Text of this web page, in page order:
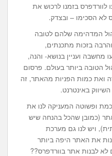
לוורדפרס בזמנו לרכוש את
לא הסכימו – ובצדק.
המדהימה שלהם לטובה
בזכות מתכנתים,
ועניין בנושא- והנה,
הטובה ביותר בעולם. פרסום
ואת כמות הפניות מהאתר, זה
באינטרנט.
ופשוטה המעניקה לנו את
(כמובן שהכל בהנחה שיש
ויש לנו גם מערכת
את האתר היפה ביותר
לבנות אתר בוורדפרס??